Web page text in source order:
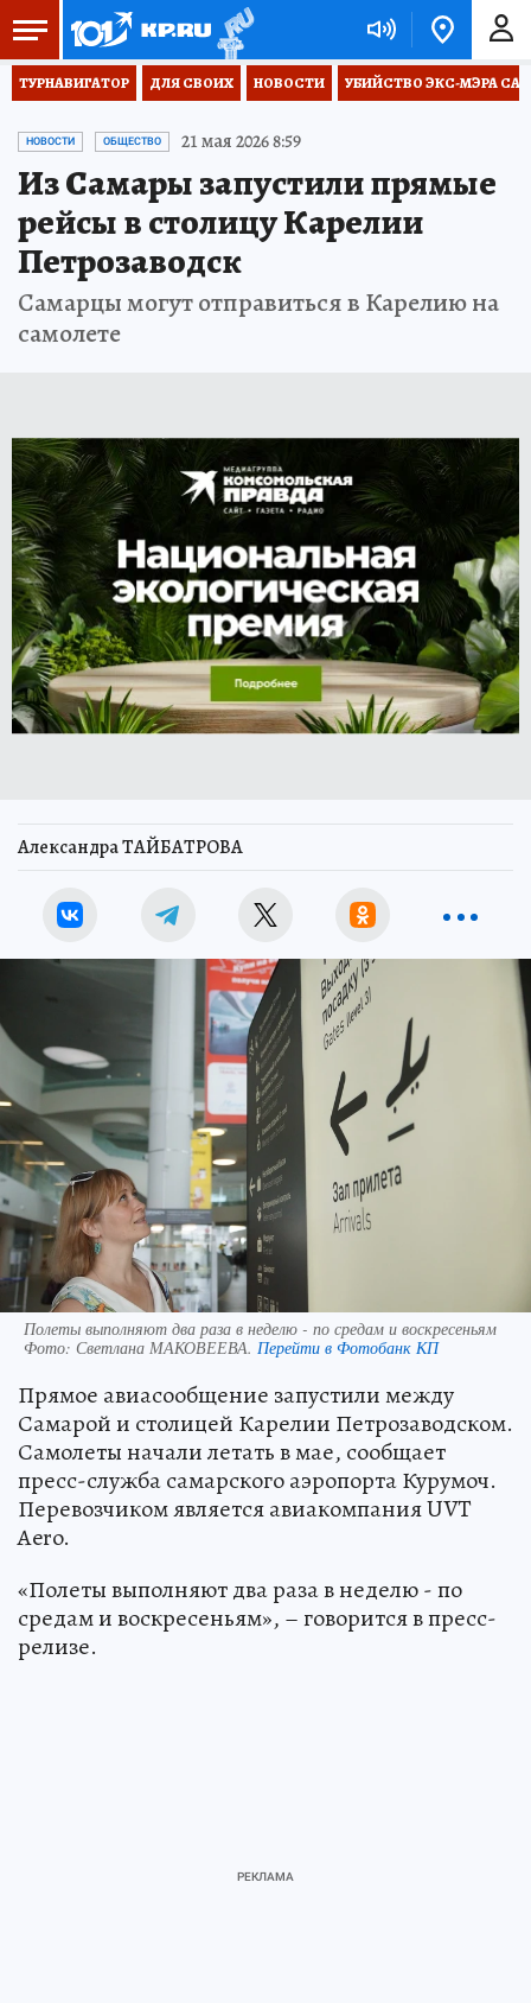
ТУРНАВИГАТОР ДЛЯ СВОИХ НОВОСТИ УБИЙСТВО ЭКС-МЭРА
НОВОСТИ ОБЩЕСТВО 21 мая 2026 8:59
Из Самары запустили прямые
рейсы в столицу Карелии
Петрозаводск
Самарцы могут отправиться в Карелию на
самолете
Александра ТАЙБАТРОВА
Полеты выполняют два раза в неделю - по средам и воскресеньям
Фото: Светлана МАКОВЕЕВА. Перейти в Фотобанк КП
Прямое авиасообщение запустили между
Самарой и столицей Карелии Петрозаводском.
Самолеты начали летать в мае, сообщает
пресс-служба самарского аэропорта Курумоч.
Перевозчиком является авиакомпания UVT
Aero.
«Полеты выполняют два раза в неделю - по
средам и воскресеньям», – говорится в пресс-
релизе.